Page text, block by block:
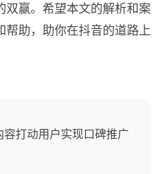
双赢。希望本文的解析和案
帮助，助你在抖音的道路上
容打动用户实现口碑推广